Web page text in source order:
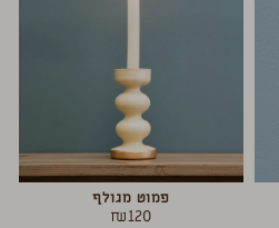
פמוט מגולף
₪120